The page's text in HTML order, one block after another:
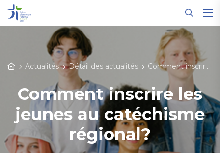
Actualités Détail des actualités Comment inscrire les jeunes au catéchisme régional?
Comment inscrire les
jeunes au catéchisme
régional?
Panneau de gestion des cookies